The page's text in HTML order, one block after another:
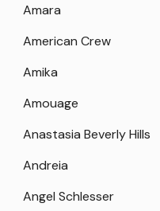
Amara
American Crew
Amika
Amouage
Anastasia Beverly Hills
Andreia
Angel Schlesser